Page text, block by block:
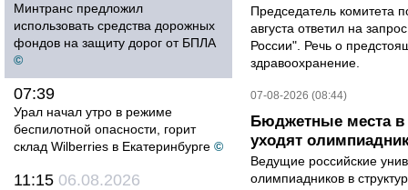
Минтранс предложил
использовать средства дорожных
фондов на защиту дорог от БПЛА
©
07:39
Урал начал утро в режиме
беспилотной опасности, горит
склад Wilberries в Екатеринбурге ©
11:15 06.08.2026
Председатель комитета
августа ответил на
России". Речь о
здравоохранение.
07-08-2026 (08:44)
Бюджетные места в
уходят
Ведущие российские
олимпиадников в